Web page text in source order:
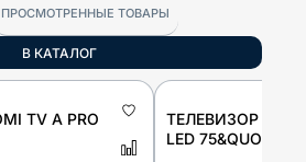
ПРОСМОТРЕННЫЕ ТОВАРЫ
В КАТАЛОГ
TV A PRO
ТЕЛЕВИЗОР
LED 75&QUOT;